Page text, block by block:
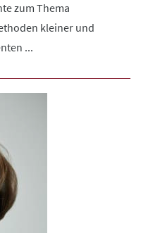
zum Thema
kleiner und
...